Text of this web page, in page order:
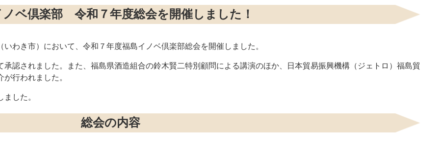
ノベ倶楽部 令和７年度総会を開催しました！
わき市）において、令和７年度福島イノベ倶楽部総会を開催しました。
認されました。また、福島県酒造組合の鈴木賢二特別顧問による講演のほか、日本貿易振興機構（ジェトロ）福島貿
行われました。
した。
総会の内容